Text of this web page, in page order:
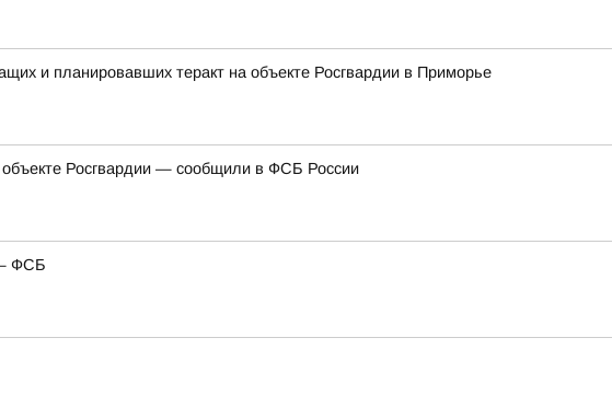
и планировавших теракт на объекте Росгвардии в Приморье
объекте Росгвардии — сообщили в ФСБ России
— ФСБ